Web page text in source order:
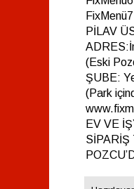
PİLAV
(Eski
ŞUBE:
(Park
EV VE
SİPARİŞ